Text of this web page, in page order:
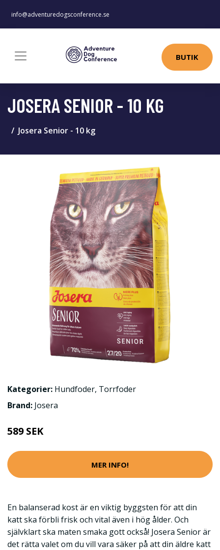
info@adventuredogsconference.se
BUTIK
JOSERA SENIOR - 10 KG
Josera Senior - 10 kg
Kategorier: Hundfoder, Torrfoder
Brand: Josera
589 SEK
MER INFO!
En balanserad kost är en viktig byggsten för att din
katt ska förbli frisk och vital även i hög ålder. Och
självklart ska maten smaka gott också! Josera Senior är
det rätta valet om du vill vara säker på att din äldre katt